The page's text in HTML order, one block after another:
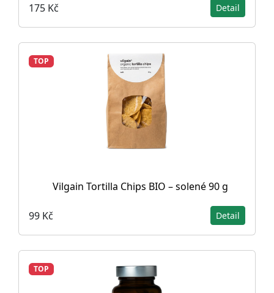
175 Kč Detail
TOP
Vilgain Tortilla Chips BIO – solené 90 g
99 Kč Detail
TOP